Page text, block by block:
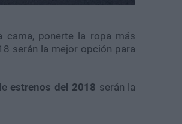
cama, ponerte la ropa más
serán la mejor opción para
estrenos del 2018 serán la